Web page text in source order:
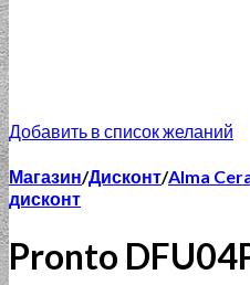
Добавить в список желаний
Магазин/Дисконт/Alma
дисконт
Pronto